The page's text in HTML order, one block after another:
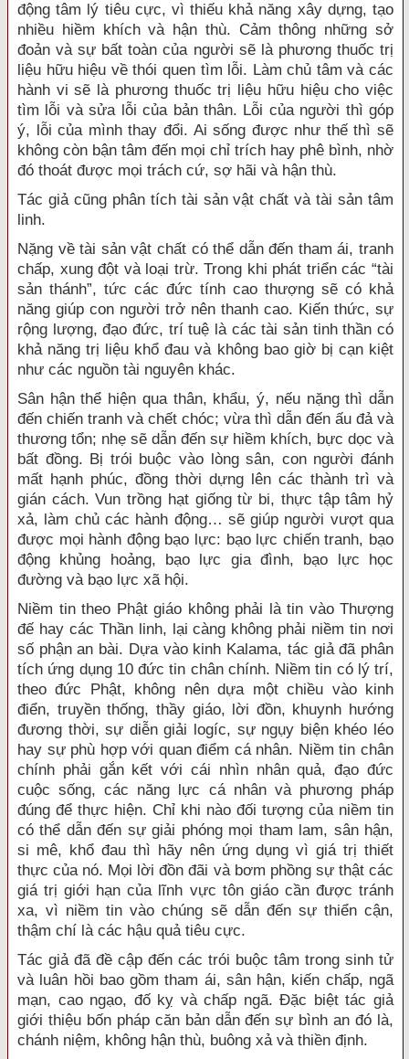
động tâm lý tiêu cực, vì thiếu khả năng xây dựng, tạo
nhiều hiềm khích và hận thù. Cảm thông những sở
đoản và sự bất toàn của người sẽ là phương thuốc trị
liệu hữu hiệu về thói quen tìm lỗi. Làm chủ tâm và các
hành vi sẽ là phương thuốc trị liệu hữu hiệu cho việc
tìm lỗi và sửa lỗi của bản thân. Lỗi của người thì góp
ý, lỗi của mình thay đổi. Ai sống được như thế thì sẽ
không còn bận tâm đến mọi chỉ trích hay phê bình, nhờ
đó thoát được mọi trách cứ, sợ hãi và hận thù.
Tác giả cũng phân tích tài sản vật chất và tài sản tâm
linh.
Nặng về tài sản vật chất có thể dẫn đến tham ái, tranh
chấp, xung đột và loại trừ. Trong khi phát triển các “tài
sản thánh”, tức các đức tính cao thượng sẽ có khả
năng giúp con người trở nên thanh cao. Kiến thức, sự
rộng lượng, đạo đức, trí tuệ là các tài sản tinh thần có
khả năng trị liệu khổ đau và không bao giờ bị cạn kiệt
như các nguồn tài nguyên khác.
Sân hận thể hiện qua thân, khẩu, ý, nếu nặng thì dẫn
đến chiến tranh và chết chóc; vừa thì dẫn đến ấu đả và
thương tổn; nhẹ sẽ dẫn đến sự hiềm khích, bực dọc và
bất đồng. Bị trói buộc vào lòng sân, con người đánh
mất hạnh phúc, đồng thời dựng lên các thành trì và
gián cách. Vun trồng hạt giống từ bi, thực tập tâm hỷ
xả, làm chủ các hành động… sẽ giúp người vượt qua
được mọi hành động bạo lực: bạo lực chiến tranh, bạo
động khủng hoảng, bạo lực gia đình, bạo lực học
đường và bạo lực xã hội.
Niềm tin theo Phật giáo không phải là tin vào Thượng
đế hay các Thần linh, lại càng không phải niềm tin nơi
số phận an bài. Dựa vào kinh Kalama, tác giả đã phân
tích ứng dụng 10 đức tin chân chính. Niềm tin có lý trí,
theo đức Phật, không nên dựa một chiều vào kinh
điển, truyền thống, thầy giáo, lời đồn, khuynh hướng
đương thời, sự diễn giải logíc, sự ngụy biện khéo léo
hay sự phù hợp với quan điểm cá nhân. Niềm tin chân
chính phải gắn kết với cái nhìn nhân quả, đạo đức
cuộc sống, các năng lực cá nhân và phương pháp
đúng để thực hiện. Chỉ khi nào đối tượng của niềm tin
có thể dẫn đến sự giải phóng mọi tham lam, sân hận,
si mê, khổ đau thì hãy nên ứng dụng vì giá trị thiết
thực của nó. Mọi lời đồn đãi và bơm phồng sự thật các
giá trị giới hạn của lĩnh vực tôn giáo cần được tránh
xa, vì niềm tin vào chúng sẽ dẫn đến sự thiển cận,
thậm chí là các hậu quả tiêu cực.
Tác giả đã đề cập đến các trói buộc tâm trong sinh tử
và luân hồi bao gồm tham ái, sân hận, kiến chấp, ngã
mạn, cao ngạo, đố kỵ và chấp ngã. Đặc biệt tác giả
giới thiệu bốn pháp căn bản dẫn đến sự bình an đó là,
chánh niệm, không hận thù, buông xả và thiền định.